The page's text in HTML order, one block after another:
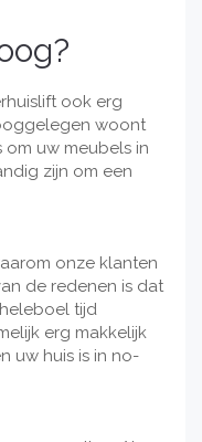
ook erg
woont
uw meubels in
zijn om een
onze klanten
de redenen is dat
tijd
erg makkelijk
uw huis is in no-